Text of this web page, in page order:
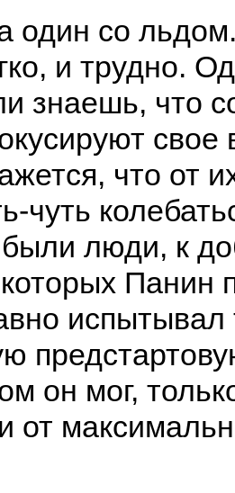
один со
и трудно.
знаешь, что
свое
что от
чуть
люди, к
Панин
испытывал
он мог,
от